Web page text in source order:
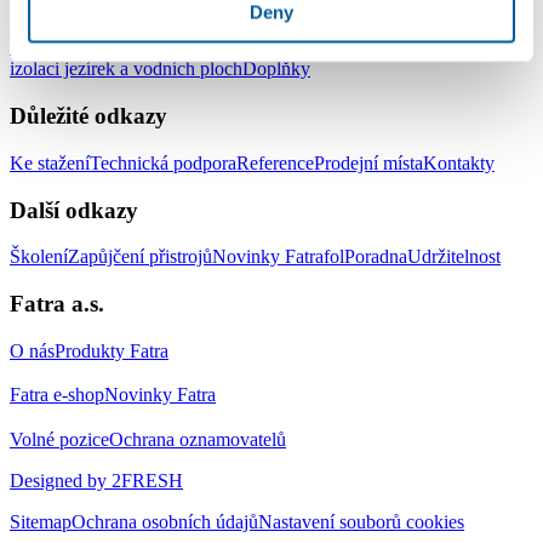
Deny
Střešní hydroizolační systémZemní hydroizolační systémSystém pro
izolaci jezírek a vodních plochDoplňky
Důležité odkazy
Ke staženíTechnická podporaReferenceProdejní místaKontakty
Další odkazy
ŠkoleníZapůjčení přistrojůNovinky FatrafolPoradnaUdržitelnost
Fatra a.s.
O násProdukty Fatra
Fatra e-shopNovinky Fatra
Volné poziceOchrana oznamovatelů
Designed by 2FRESH
SitemapOchrana osobních údajůNastavení souborů cookies